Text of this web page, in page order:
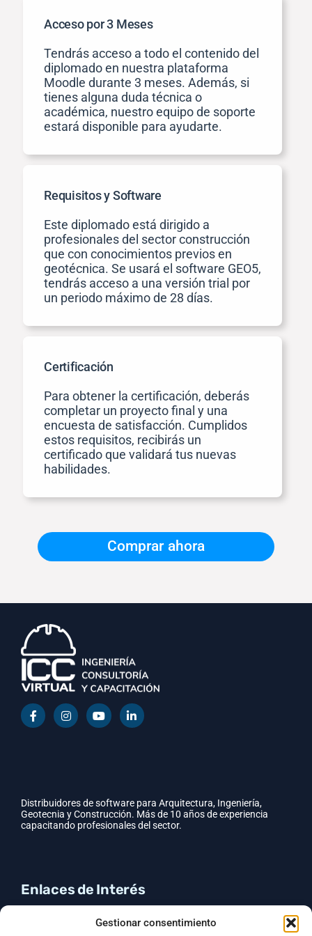
Gestionar consentimiento
Lo que aprenderás:
Acceso por 3 Meses
Tendrás acceso a todo el contenido del
diplomado en nuestra plataforma
Moodle durante 3 meses. Además, si
tienes alguna duda técnica o
académica, nuestro equipo de soporte
estará disponible para ayudarte.
Requisitos y Software
Este diplomado está dirigido a
profesionales del sector construcción
que con conocimientos previos en
geotécnica. Se usará el software GEO5,
tendrás acceso a una versión trial por
un periodo máximo de 28 días.
Certificación
Para obtener la certificación, deberás
completar un proyecto final y una
encuesta de satisfacción. Cumplidos
estos requisitos, recibirás un
certificado que validará tus nuevas
habilidades.
Comprar ahora
Distribuidores de software para Arquitectura, Ingeniería,
Geotecnia y Construcción. Más de 10 años de experiencia
capacitando profesionales del sector.
Enlaces de Interés